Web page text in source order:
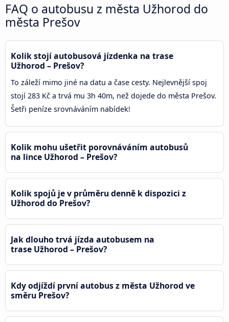
FAQ o autobusu z města Užhorod do
města Prešov
Kolik stojí autobusová jízdenka na trase
Užhorod – Prešov?
To záleží mimo jiné na datu a čase cesty. Nejlevnější spoj
stojí 283 Kč a trvá mu 3h 40m, než dojede do města Prešov.
Šetři peníze srovnáváním nabídek!
Kolik mohu ušetřit porovnáváním autobusů
na lince Užhorod – Prešov?
Kolik spojů je v průměru denně k dispozici z
Užhorod do Prešov?
Jak dlouho trvá jízda autobusem na
trase Užhorod – Prešov?
Kdy odjíždí první autobus z města Užhorod ve
směru Prešov?